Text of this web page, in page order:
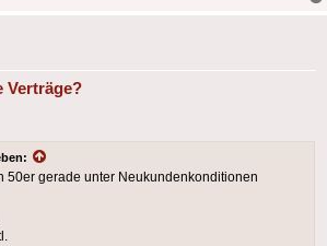
Verträge?
50er gerade unter Neukundenkonditionen